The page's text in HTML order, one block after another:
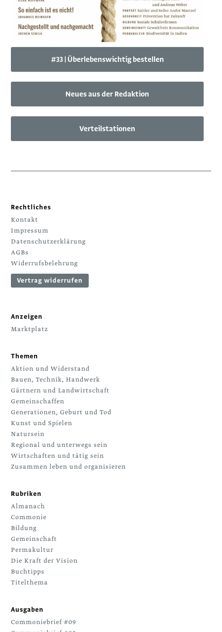
#33 | Überlebenswichtig bestellen
Neues aus der Redaktion
Verteilstationen
Rechtliches
Kontakt
Impressum
Datenschutzerklärung
AGBs
Widerrufsbelehrung
Vertrag widerrufen
Anzeigen
Marktplatz
Themen
Aktion und Widerstand
Bauen, Technik, Handwerk
Gärtnern und Landwirtschaft
Gemeinschaffen
Generationen, Geburt und Tod
Kunst und Spielen
Natursein
Regional und unterwegs sein
Wirtschaften und tätig sein
Zusammen leben und organisieren
Rubriken
Almanach
Commonie
Bildung
Gemeinschaft
Permakultur
Die Kraft der Vision
Buchtipps
Titelthema
Ausgaben
Commoniebrief #09